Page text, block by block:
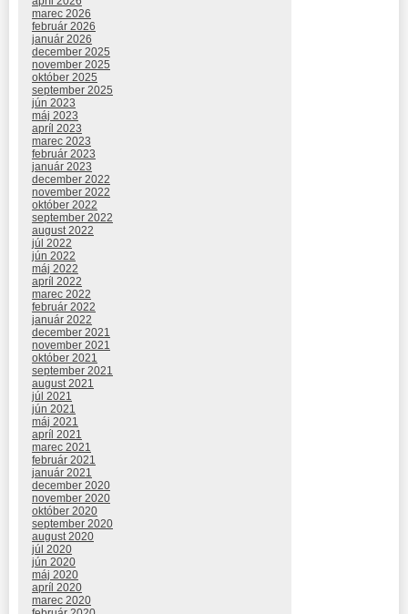
marec 2026
február 2026
január 2026
december 2025
november 2025
október 2025
september 2025
jún 2023
máj 2023
apríl 2023
marec 2023
február 2023
január 2023
december 2022
november 2022
október 2022
september 2022
august 2022
júl 2022
jún 2022
máj 2022
apríl 2022
marec 2022
február 2022
január 2022
december 2021
november 2021
október 2021
september 2021
august 2021
júl 2021
jún 2021
máj 2021
apríl 2021
marec 2021
február 2021
január 2021
december 2020
november 2020
október 2020
september 2020
august 2020
júl 2020
jún 2020
máj 2020
apríl 2020
marec 2020